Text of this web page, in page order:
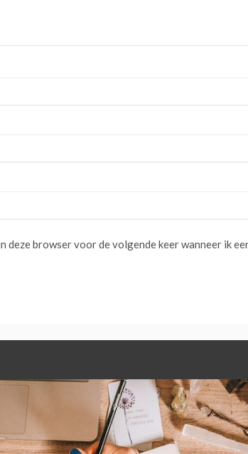
deze browser voor de volgende keer wanneer ik